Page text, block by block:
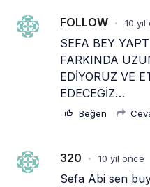
FOLLOW • 10
SEFA BEY
FARKINDA
EDİYORUZ VE
EDECEGİZ…
Beğen
320 • 10 yıl önce
Sefa Abi sen